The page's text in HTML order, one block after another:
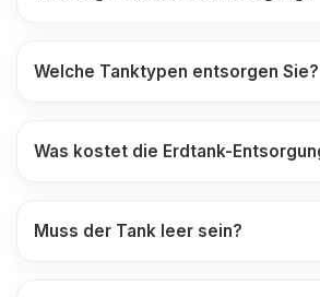
Welche Tanktypen entsorgen Sie?
Was kostet die Erdtank-
Muss der Tank leer sein?